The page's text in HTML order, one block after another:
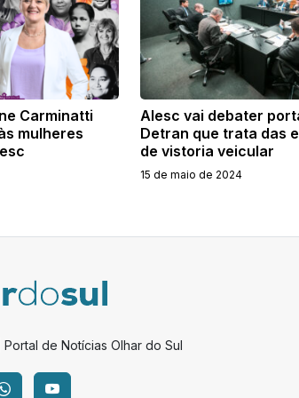
Carminatti
mulheres
Alesc vai debater
Detran que trata das
de vistoria veicular
15 de maio de 2024
de Notícias Olhar do Sul